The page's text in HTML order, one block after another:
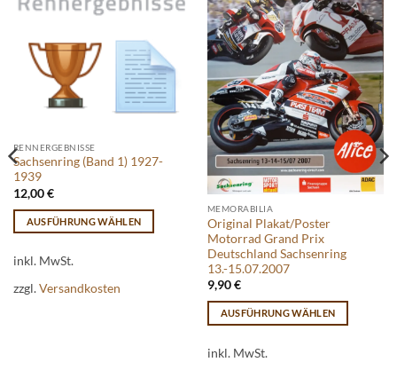
RENNERGEBNISSE
Sachsenring (Band 1) 1927-
1939
12,00€
AUSFÜHRUNG WÄHLEN
Produkt
mehrere
inkl. MwSt.
zzgl.Versandkosten
MEMORABILIA
Original Plakat/Poster
Motorrad Grand Prix
Deutschland Sachsenring
13.-15.07.2007
9,90€
AUSFÜHRUNG WÄHLEN
Produkt
inkl. MwSt.